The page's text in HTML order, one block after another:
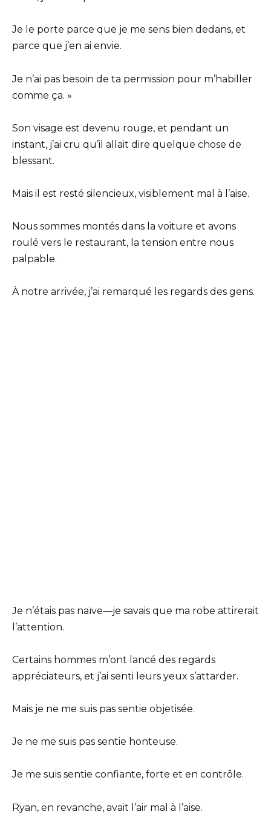
Je le porte parce que je me sens bien dedans, et
parce que j’en ai envie.
Je n’ai pas besoin de ta permission pour m’habiller
comme ça. »
Son visage est devenu rouge, et pendant un
instant, j’ai cru qu’il allait dire quelque chose de
blessant.
Mais il est resté silencieux, visiblement mal à l’aise.
Nous sommes montés dans la voiture et avons
roulé vers le restaurant, la tension entre nous
palpable.
À notre arrivée, j’ai remarqué les regards des gens.
Je n’étais pas naïve—je savais que ma robe attirerait
l’attention.
Certains hommes m’ont lancé des regards
appréciateurs, et j’ai senti leurs yeux s’attarder.
Mais je ne me suis pas sentie objetisée.
Je ne me suis pas sentie honteuse.
Je me suis sentie confiante, forte et en contrôle.
Ryan, en revanche, avait l’air mal à l’aise.